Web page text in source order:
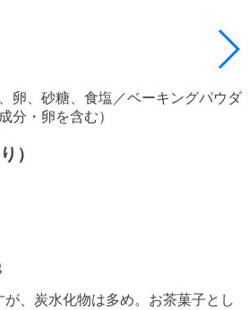
卵、砂糖、食塩／ベーキングパウダ
分・卵を含む）
）
、炭水化物は多め。お茶菓子とし